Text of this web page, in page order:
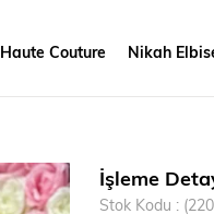
Haute Couture Nikah
İşleme
Stok Kodu